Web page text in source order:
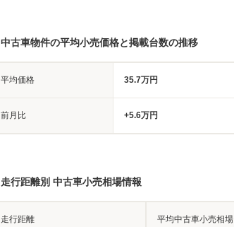
中古車物件の平均小売価格と掲載台数の推移
平均価格 35.7万円
前月比 +5.6万円
走行距離別 中古車小売相場情報
走行距離 平均中古車小売相場